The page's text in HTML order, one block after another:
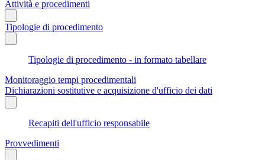
Attività e procedimenti
Tipologie di procedimento
Tipologie di procedimento - in formato tabellare
Monitoraggio tempi procedimentali
Dichiarazioni sostitutive e acquisizione d'ufficio dei dati
Recapiti dell'ufficio responsabile
Provvedimenti